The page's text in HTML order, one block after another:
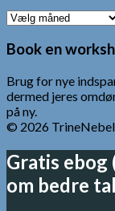
Ældre
Indlæg
Book en
Brug for nye
dermed jeres
på ny.
© 2026
Gratis ebog
om bedre